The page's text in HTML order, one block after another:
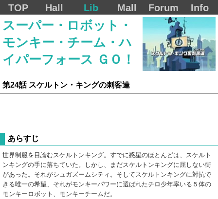
TOP Hall Lib Mall Forum Info
スーパー・ロボット・
モンキー・チーム・ハ
イパーフォース ＧＯ！
第24話 スケルトン・キングの刺客達
あらすじ
世界制服を目論むスケルトンキング。すでに惑星のほとんどは、スケルト
ンキングの手に落ちていた。しかし、まだスケルトンキングに屈しない街
があった。それがシュガズームシティ。そしてスケルトンキングに対抗で
きる唯一の希望、それがモンキーパワーに選ばれたチロ少年率いる５体の
モンキーロボット、モンキーチームだ。